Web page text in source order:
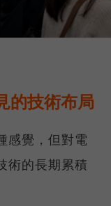
的技術布局
感覺，但對電
術的長期累積